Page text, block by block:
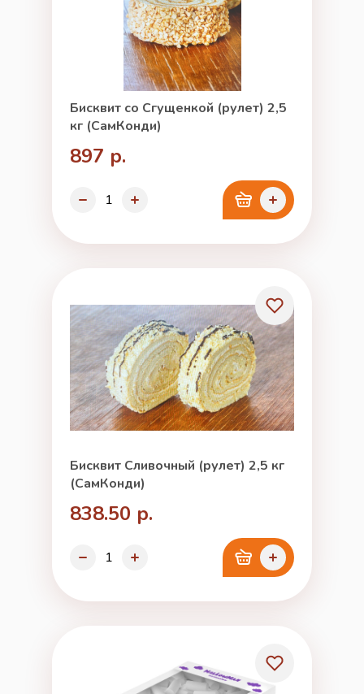
Бисквит со Сгущенкой (рулет) 2,5
кг (СамКонди)
897 р.
Бисквит Сливочный (рулет) 2,5 кг
(СамКонди)
838.50 р.